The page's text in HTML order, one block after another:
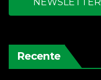
NEWSLETTER
Recente